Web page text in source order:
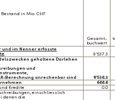
Bestand in Mio. CHF
Gesamt-
buchwert
und im Nenner erfasste
9’537.3
gehaltene Darlehen
und
Berechnung anrechenbar sind 9’536.3
688.6
Kredite 0.0
einschliesslich
denen die